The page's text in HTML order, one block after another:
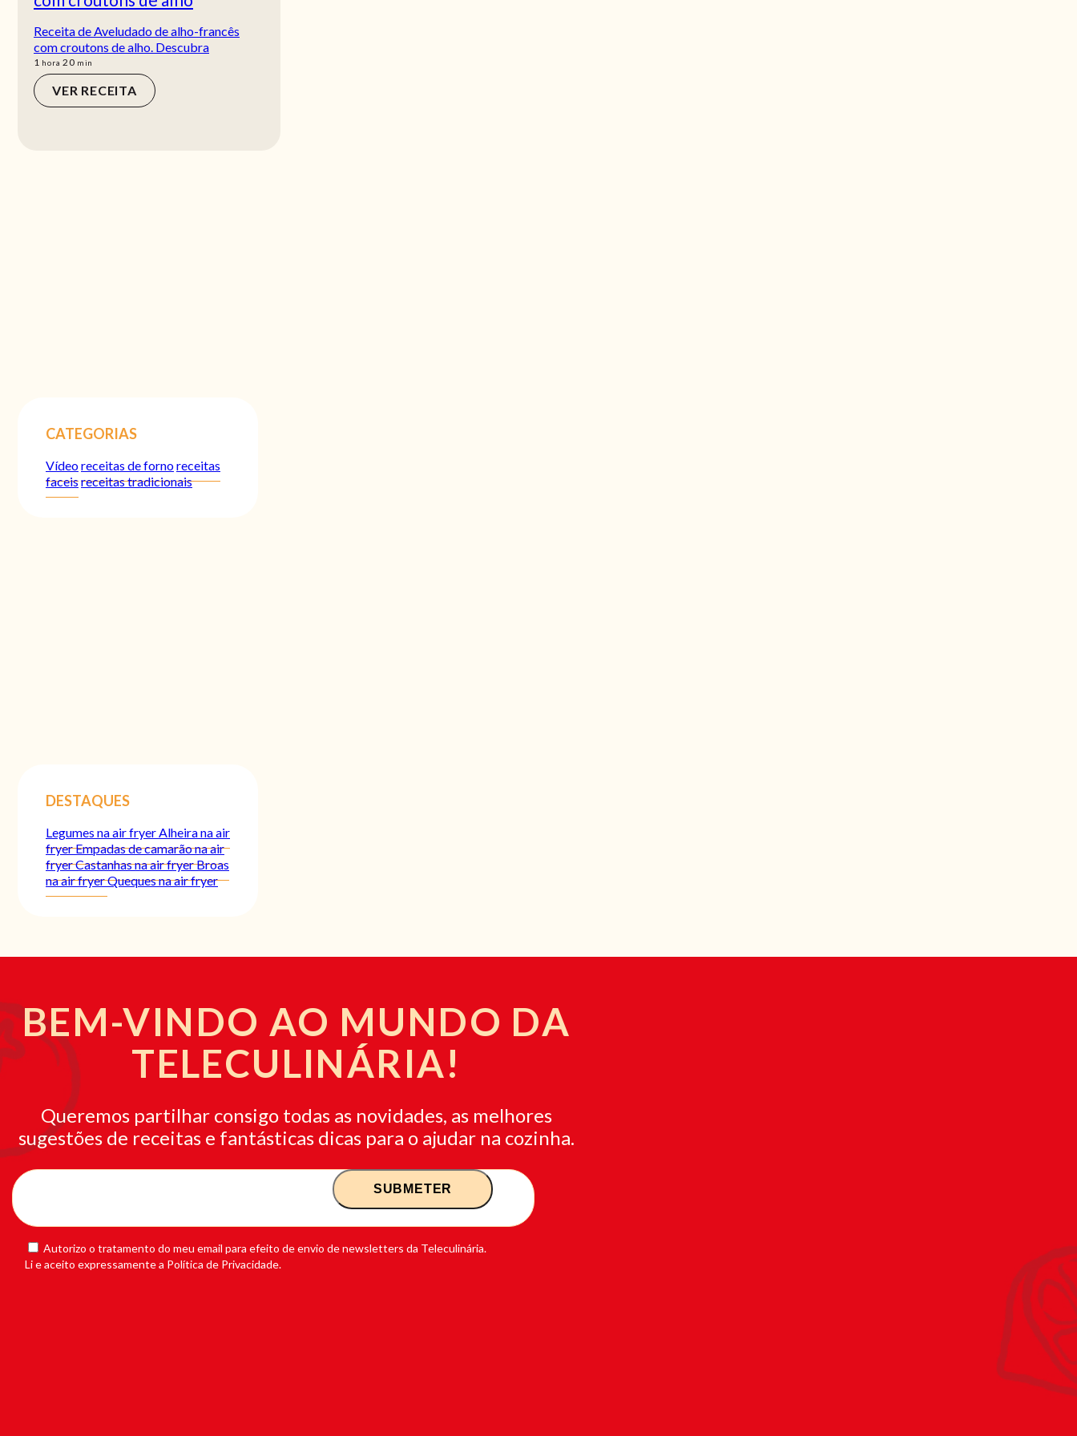
Receita de Aveludado de alho-francês
com croutons de alho. Descubra
1 hora
hora 20min
min
VER RECEITA
CATEGORIAS
Vídeoreceitas de fornoreceitas
faceisreceitas tradicionais
DESTAQUES
Legumes na air fryerAlheira na air
fryerEmpadas de camarão na air
fryerCastanhas na air fryerBroas
na air fryerQueques na air fryer
BEM-VINDO AO MUNDO DA
TELECULINÁRIA!
Queremos partilhar consigo todas as novidades, as melhores
sugestões de receitas e fantásticas dicas para o ajudar na cozinha.
Autorizo o tratamento do meu email para efeito de envio de newsletters da Teleculinária.
Li e aceito expressamente a Política de Privacidade.